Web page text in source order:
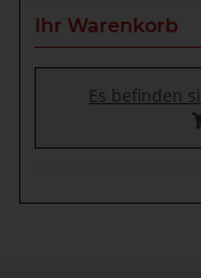
Ihr Warenkorb
Es befinden